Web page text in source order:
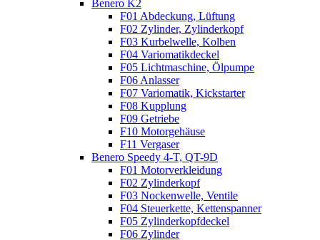
Benero K2
F01 Abdeckung, Lüftung
F02 Zylinder, Zylinderkopf
F03 Kurbelwelle, Kolben
F04 Variomatikdeckel
F05 Lichtmaschine, Ölpumpe
F06 Anlasser
F07 Variomatik, Kickstarter
F08 Kupplung
F09 Getriebe
F10 Motorgehäuse
F11 Vergaser
Benero Speedy 4-T, QT-9D
F01 Motorverkleidung
F02 Zylinderkopf
F03 Nockenwelle, Ventile
F04 Steuerkette, Kettenspanner
F05 Zylinderkopfdeckel
F06 Zylinder